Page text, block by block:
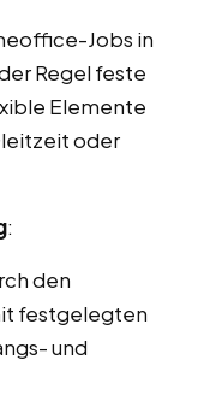
Jobs in
Regel feste
Elemente
oder
:
den
festgelegten
und